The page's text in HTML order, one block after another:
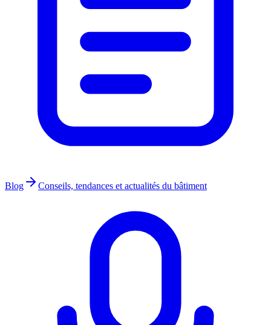
Blog Conseils, tendances et actualités du bâtiment